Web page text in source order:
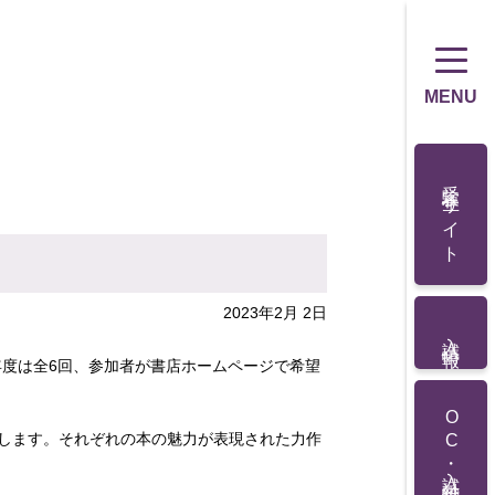
MENU
受験生サイト
OC・入試対策講座
2023年2月 2日
は全6回、参加者が書店ホームページで希望
す。それぞれの本の魅力が表現された力作